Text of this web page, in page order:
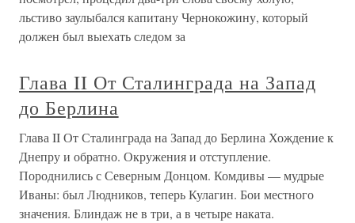
льстиво заулыбался капитану Чернокожину, который
должен был выехать следом за
Глава II От Сталинграда на Запад
до Берлина
Глава II От Сталинграда на Запад до Берлина Хождение к
Днепру и обратно. Окружения и отступление.
Породнились с Северным Донцом. Комдивы — мудрые
Иваны: был Людников, теперь Кулагин. Бои местного
значения. Блиндаж не в три, а в четыре наката.